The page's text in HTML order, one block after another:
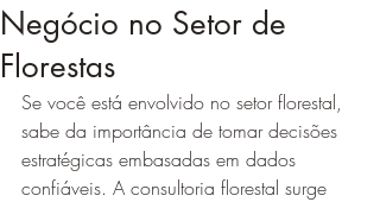
Negócio no Setor de
Florestas
Se você está envolvido no setor florestal,
sabe da importância de tomar decisões
estratégicas embasadas em dados
confiáveis. A consultoria florestal surge